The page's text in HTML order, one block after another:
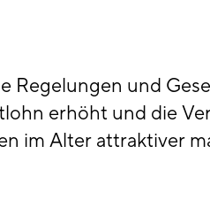
Regelungen und
erhöht und die
im Alter attraktiver